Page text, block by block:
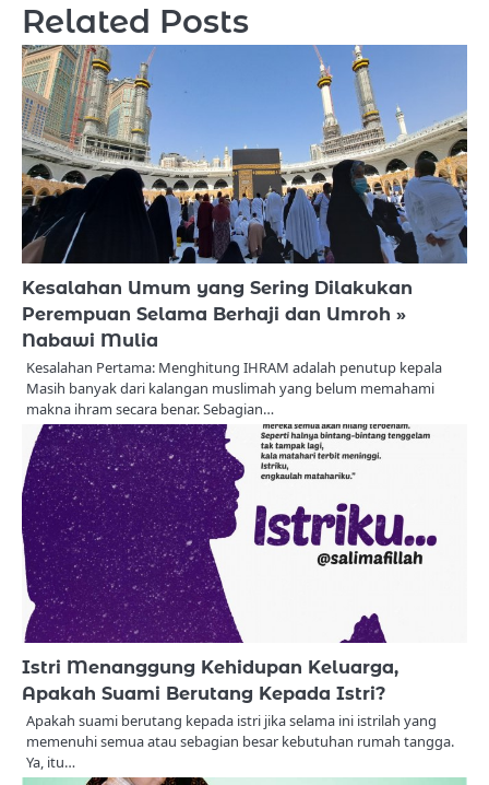
Related Posts
Kesalahan Umum yang Sering Dilakukan
Perempuan Selama Berhaji dan Umroh »
Nabawi Mulia
Kesalahan Pertama: Menghitung IHRAM adalah penutup kepala
Masih banyak dari kalangan muslimah yang belum memahami
makna ihram secara benar. Sebagian…
Istri Menanggung Kehidupan Keluarga,
Apakah Suami Berutang Kepada Istri?
Apakah suami berutang kepada istri jika selama ini istrilah yang
memenuhi semua atau sebagian besar kebutuhan rumah tangga.
Ya, itu…